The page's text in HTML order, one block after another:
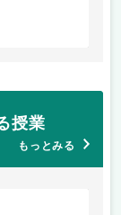
授業
もっとみる